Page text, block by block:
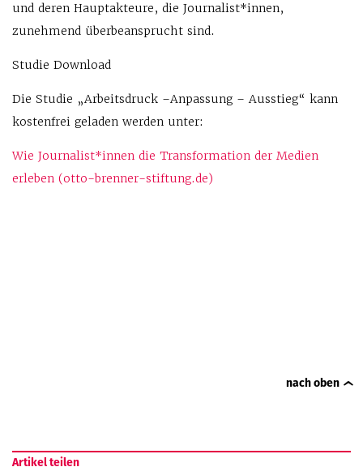
und deren Hauptakteure, die Journalist*innen,
zunehmend überbeansprucht sind.
Studie Download
Die Studie „Arbeitsdruck –Anpassung – Ausstieg“ kann
kostenfrei geladen werden unter:
Wie Journalist*innen die Transformation der Medien
erleben (otto-brenner-stiftung.de)
nach oben
Artikel teilen